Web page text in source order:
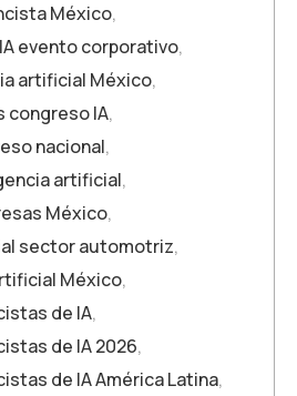
México,
evento corporativo,
artificial México,
congreso IA,
nacional,
artificial,
México,
sector automotriz,
México,
de IA,
de IA 2026,
de IA América Latina,